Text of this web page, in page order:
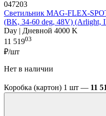
047203
Светильник MAG-FLEX-
(BK, 34-60 deg, 48V) (Arlight,
Day | Дневной 4000 K
11 51903
₽/шт
Нет в наличии
Коробка (картон) 1 шт — 11